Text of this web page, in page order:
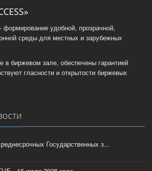
формирование удобной, прозрачной,
среды для местных и зарубежных
в биржевом зале, обеспечены гарантией
гласности и открытости биржевых
Государственных з...